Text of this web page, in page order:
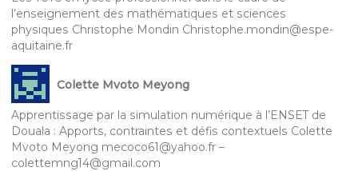
l’enseignement des mathématiques et sciences
physiques Christophe Mondin Christophe.mondin@espe-
aquitaine.fr
Colette Mvoto Meyong
Apprentissage par la simulation numérique à l’ENSET de
Douala : Apports, contraintes et défis contextuels Colette
Mvoto Meyong mecoco61@yahoo.fr –
colettemng14@gmail.com